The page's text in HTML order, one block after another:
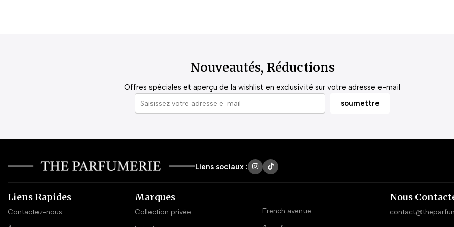
Nouveautés, Réductions
Offres spéciales et aperçu de la wishlist en exclusivité sur votre adresse e-mail
Liens sociaux :
Liens Rapides
Contactez-nous
Marques
Collection privée
French avenue
Nous